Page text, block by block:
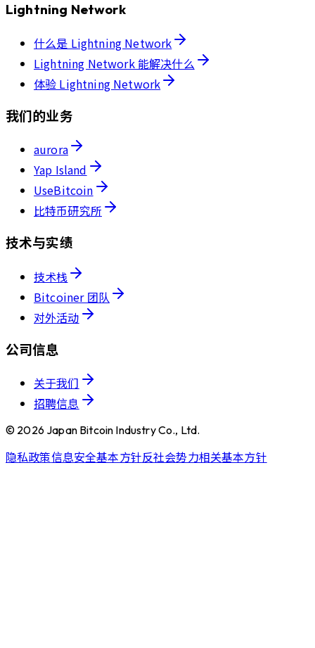
Lightning Network
什么是 Lightning Network
Lightning Network 能解决什么
体验 Lightning Network
我们的业务
aurora
Yap Island
UseBitcoin
比特币研究所
技术与实绩
技术栈
Bitcoiner 团队
对外活动
公司信息
关于我们
招聘信息
© 2026 Japan Bitcoin Industry Co., Ltd.
隐私政策信息安全基本方针反社会势力相关基本方针